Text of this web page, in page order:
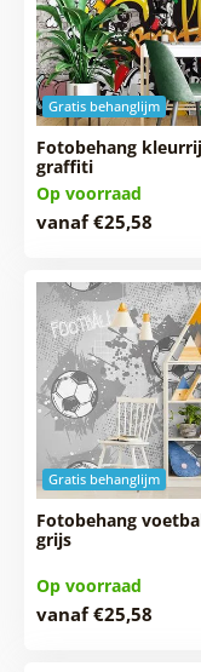
Gratis behanglijm
Fotobehang
graffiti
Op voorraad
vanaf €25,58
Gratis behanglijm
Fotobehang
grijs
Op voorraad
vanaf €25,58